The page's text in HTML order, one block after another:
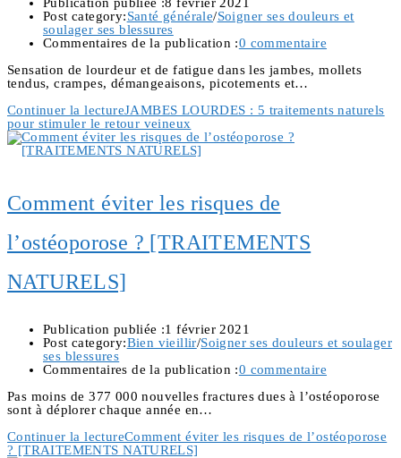
Post category:Santé générale/Soigner ses douleurs et
soulager ses blessures
Commentaires de la publication :0 commentaire
Sensation de lourdeur et de fatigue dans les jambes, mollets
tendus, crampes, démangeaisons, picotements et…
Continuer la lectureJAMBES LOURDES : 5 traitements naturels
pour stimuler le retour veineux
Comment éviter les risques de
l’ostéoporose ? [TRAITEMENTS
NATURELS]
Publication publiée :1 février 2021
Post category:Bien vieillir/Soigner ses douleurs et soulager
ses blessures
Commentaires de la publication :0 commentaire
Pas moins de 377 000 nouvelles fractures dues à l’ostéoporose
sont à déplorer chaque année en…
Continuer la lectureComment éviter les risques de l’ostéoporose
? [TRAITEMENTS NATURELS]